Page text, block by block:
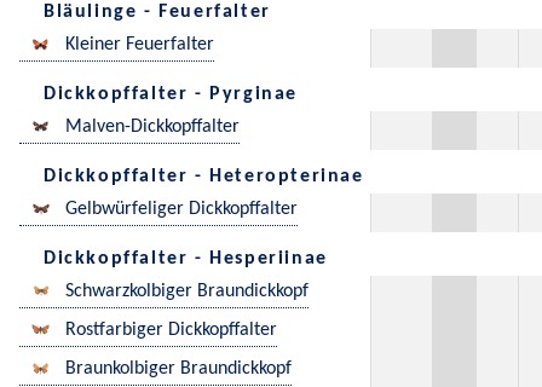
Bläulinge - Feuerfalter
Kleiner Feuerfalter
Dickkopffalter - Pyrginae
Malven-Dickkopffalter
Dickkopffalter - Heteropterinae
Gelbwürfeliger Dickkopffalter
Dickkopffalter - Hesperiinae
Schwarzkolbiger Braundickkopf
Rostfarbiger Dickkopffalter
Braunkolbiger Braundickkopf